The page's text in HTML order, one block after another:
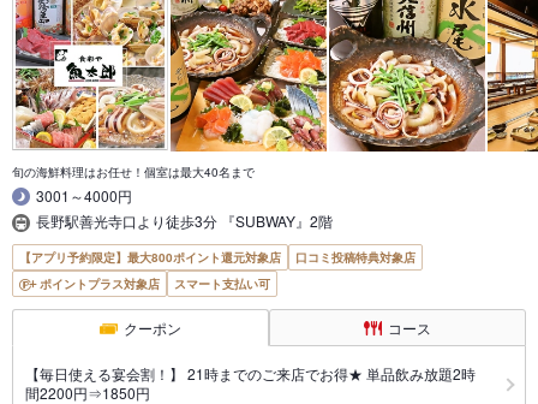
旬の海鮮料理はお任せ！個室は最大40名まで
3001～4000円
長野駅善光寺口より徒歩3分 『SUBWAY』2階
【アプリ予約限定】最大800ポイント還元対象店
口コミ投稿特典対象店
ポイントプラス対象店
スマート支払い可
クーポン コース
【毎日使える宴会割！】 21時までのご来店でお得★ 単品飲み放題2時
間2200円⇒1850円